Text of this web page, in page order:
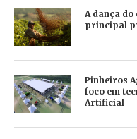
A dança
principal
Pinheiros
foco em
Artificial